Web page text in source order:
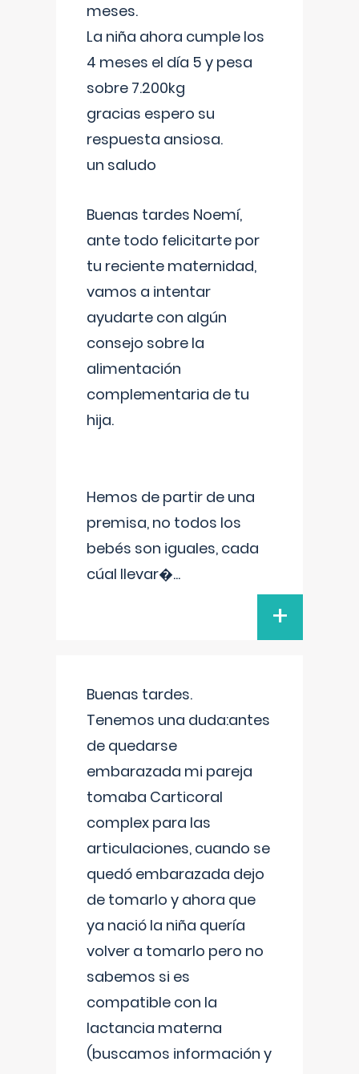
meses.
La niña ahora cumple los
4 meses el día 5 y pesa
sobre 7.200kg
gracias espero su
respuesta ansiosa.
un saludo
Buenas tardes Noemí,
ante todo felicitarte por
tu reciente maternidad,
vamos a intentar
ayudarte con algún
consejo sobre la
alimentación
complementaria de tu
hija.
Hemos de partir de una
premisa, no todos los
bebés son iguales, cada
cúal llevar�...
+
Buenas tardes.
Tenemos una duda:antes
de quedarse
embarazada mi pareja
tomaba Carticoral
complex para las
articulaciones, cuando se
quedó embarazada dejo
de tomarlo y ahora que
ya nació la niña quería
volver a tomarlo pero no
sabemos si es
compatible con la
lactancia materna
(buscamos información y